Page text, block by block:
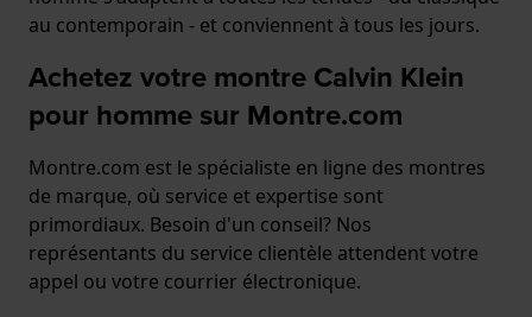
au contemporain - et conviennent à tous les jours.
Achetez votre montre Calvin Klein
pour homme sur Montre.com
Montre.com est le spécialiste en ligne des montres
de marque, où service et expertise sont
primordiaux. Besoin d'un conseil? Nos
représentants du service clientèle attendent votre
appel ou votre courrier électronique.